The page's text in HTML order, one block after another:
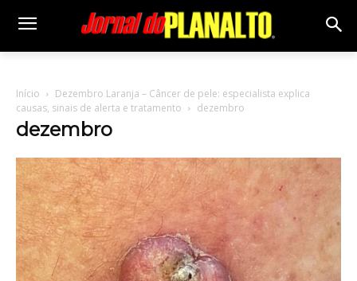
Início
Dezembro Laranja – Câncer de pele: especialista explica
causas, sinais de alerta e tratamento
dezembro
dezembro